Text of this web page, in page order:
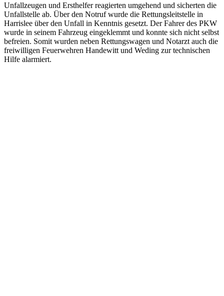
Unfallzeugen und Ersthelfer reagierten umgehend und sicherten die
Unfallstelle ab. Über den Notruf wurde die Rettungsleitstelle in
Harrislee über den Unfall in Kenntnis gesetzt. Der Fahrer des PKW
wurde in seinem Fahrzeug eingeklemmt und konnte sich nicht selbst
befreien. Somit wurden neben Rettungswagen und Notarzt auch die
freiwilligen Feuerwehren Handewitt und Weding zur technischen
Hilfe alarmiert.